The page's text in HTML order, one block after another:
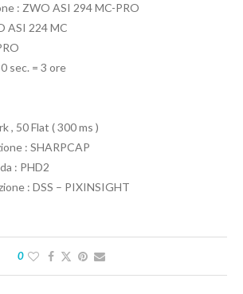
: ZWO ASI 294 MC-PRO
ASI 224 MC
sec. = 3 ore
, 50 Flat ( 300 ms )
: SHARPCAP
: PHD2
: DSS – PIXINSIGHT
0